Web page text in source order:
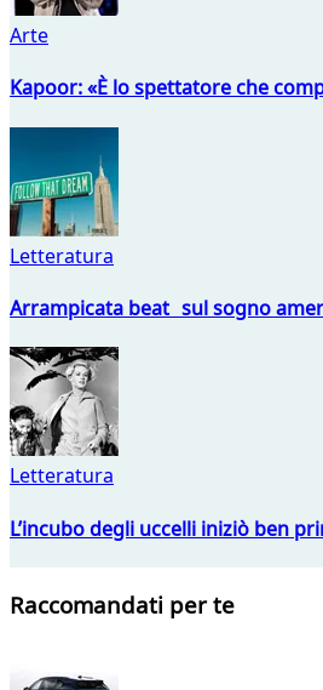
Arte
Kapoor: «È lo spettatore che
Letteratura
Arrampicata beat sul sogno
Letteratura
L’incubo degli uccelli iniziò ben
Raccomandati per te